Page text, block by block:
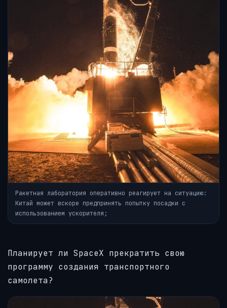
Ракетная лаборатория оперативно реагирует на ситуацию:
Китай может вскоре предпринять попытку посадки с
использованием ускорителя;
Планирует ли SpaceX прекратить свою
программу создания транспортного
самолета?